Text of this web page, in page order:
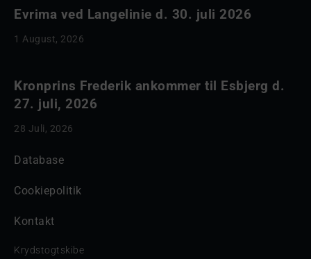
Evrima ved Langelinie d. 30. juli 2026
1 August, 2026
Kronprins Frederik ankommer til Esbjerg d.
27. juli, 2026
28 Juli, 2026
Database
Cookiepolitik
Kontakt
Krydstogtskibe